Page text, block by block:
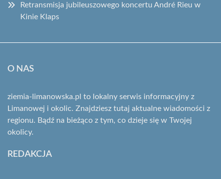
Retransmisja jubileuszowego koncertu André Rieu w
Kinie Klaps
O NAS
ziemia-limanowska.pl to lokalny serwis informacyjny z
Limanowej i okolic. Znajdziesz tutaj aktualne wiadomości z
regionu. Bądź na bieżąco z tym, co dzieje się w Twojej
okolicy.
REDAKCJA